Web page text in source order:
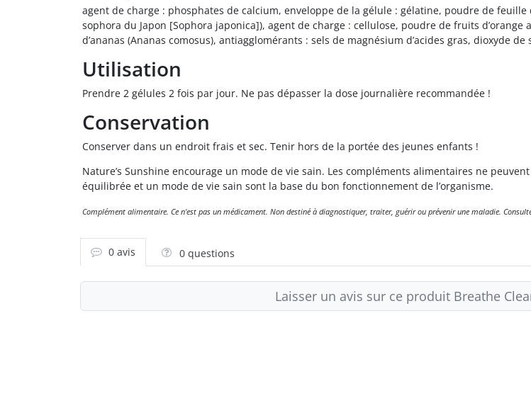
agent de charge : phosphates de calcium, enveloppe de la gélule : gélatine, poudre de
sophora du Japon [Sophora japonica]), agent de charge : cellulose, poudre de fruits
d’ananas (Ananas comosus), antiagglomérants : sels de magnésium d’acides gras, dioxyde de
Utilisation
Prendre 2 gélules 2 fois par jour. Ne pas dépasser la dose journalière recommandée !
Conservation
Conserver dans un endroit frais et sec. Tenir hors de la portée des jeunes enfants !
Nature’s Sunshine encourage un mode de vie sain. Les compléments alimentaires ne
équilibrée et un mode de vie sain sont la base du bon fonctionnement de l’organisme.
Complément alimentaire. Ce n'est pas un médicament. Non destiné à diagnostiquer, traiter, guérir ou prévenir une maladie.
0 avis 0 questions
Laisser un avis sur ce produit Breathe